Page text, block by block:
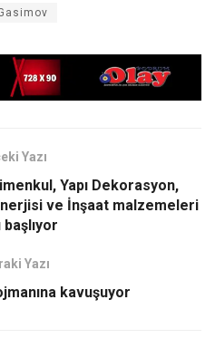
Yazı
Yapı Dekorasyon,
ve İnşaat malzemeleri
başlıyor
Yazı
kavuşuyor